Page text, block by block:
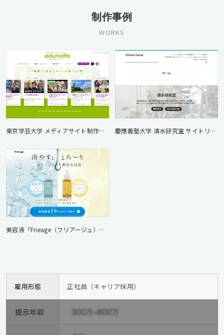
制作事例
WORKS
東京学芸大学 メディアサイト制作（edumotto） 慶應義塾大学 清水研究室 サイトリニューアル
美容液「Frieage（フリアージュ）」 ランディングページ制作
雇用形態 正社員（キャリア採用）